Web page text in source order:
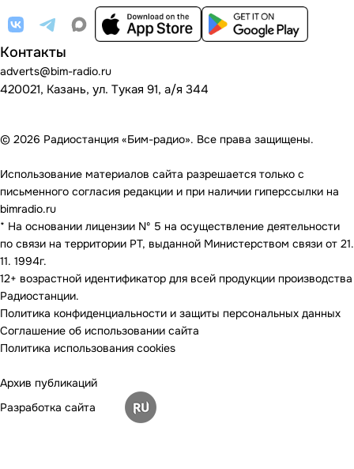
Контакты
adverts@bim-radio.ru
420021, Казань, ул. Тукая 91, а/я 344
© 2026 Радиостанция «Бим-радио». Все права защищены.
Использование материалов сайта разрешается только с
письменного согласия редакции и при наличии гиперссылки на
bimradio.ru
* На основании лицензии Nº 5 на осуществление деятельности
по связи на территории РТ, выданной Министерством связи от 21.
11. 1994г.
12+ возрастной идентификатор для всей продукции производства
Радиостанции.
Политика конфиденциальности и защиты персональных данных
Соглашение об использовании сайта
Политика использования cookies
Архив публикаций
Разработка сайта